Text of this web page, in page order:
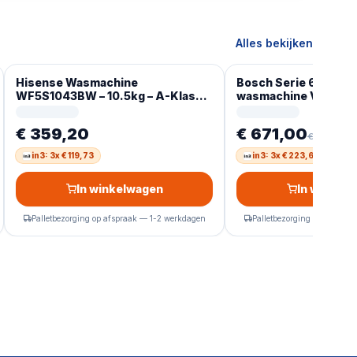
Alles bekijken
Hisense Wasmachine
WF5S1043BW – 10.5kg – A-Klasse
wassen 15 °C
€ 359,20
in3: 3x € 119,73
In winkelwagen
Palletbezorging op afspraak — 1-2 werkdagen
Bosch Serie 6
wasmachine
€ 671,00€ 1.009,00
in3: 3x € 223,67
In
Palletbezorging op